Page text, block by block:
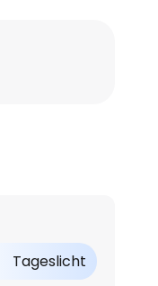
Tageslicht